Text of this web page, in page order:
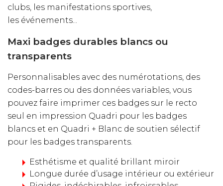
clubs, les manifestations sportives,
les événements...
Maxi badges durables blancs ou
transparents
Personnalisables avec des numérotations, des
codes-barres ou des données variables, vous
pouvez faire imprimer ces badges sur le recto
seul en impression Quadri pour les badges
blancs et en Quadri + Blanc de soutien sélectif
pour les badges transparents.
Esthétisme et qualité brillant miroir
Longue durée d’usage intérieur ou extérieur